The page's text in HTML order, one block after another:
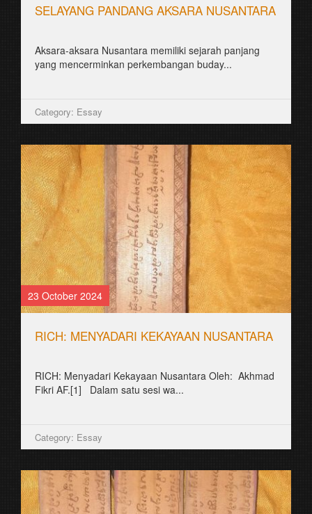
SELAYANG PANDANG AKSARA NUSANTARA
Aksara-aksara Nusantara memiliki sejarah panjang
yang mencerminkan perkembangan buday...
Category: Essay
23 October 2024
RICH: MENYADARI KEKAYAAN NUSANTARA
RICH: Menyadari Kekayaan Nusantara Oleh: Akhmad
Fikri AF.[1] Dalam satu sesi wa...
Category: Essay